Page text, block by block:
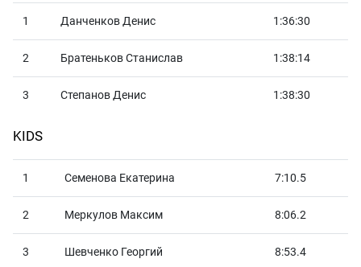
1 Данченков Денис 1:36:30
2 Братеньков Станислав 1:38:14
3 Степанов Денис 1:38:30
KIDS
1 Семенова Екатерина 7:10.5
2 Меркулов Максим 8:06.2
3 Шевченко Георгий 8:53.4